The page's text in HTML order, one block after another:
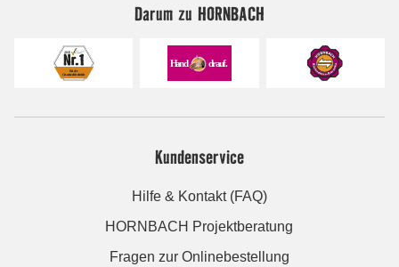
Darum zu HORNBACH
Kundenservice
Hilfe & Kontakt (FAQ)
HORNBACH Projektberatung
Fragen zur Onlinebestellung